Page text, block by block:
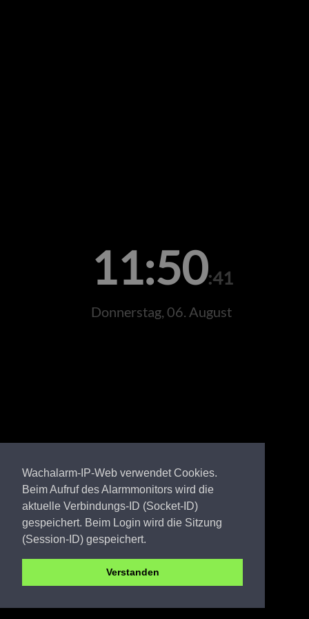
Wachalarm-IP-Web verwendet Cookies.
Beim Aufruf des Alarmmonitors wird die
aktuelle Verbindungs-ID (Socket-ID)
gespeichert. Beim Login wird die Sitzung
(Session-ID) gespeichert.
Verstanden
11:50:41
Donnerstag, 06. August
LDS FW Halbe